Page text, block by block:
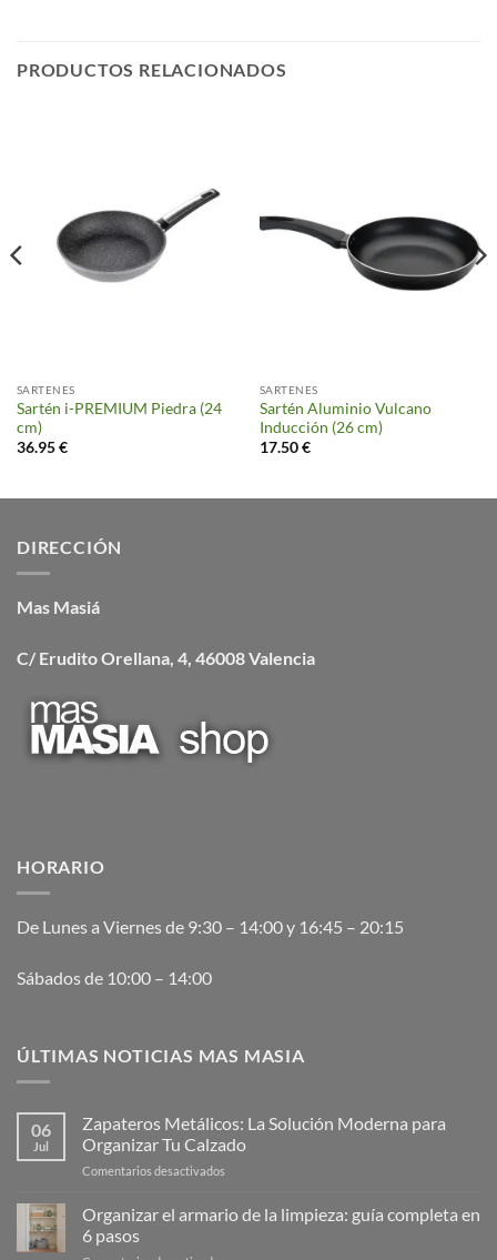
PRODUCTOS RELACIONADOS
SARTENES
Sartén i-PREMIUM Piedra (24
cm)
36.95€
SARTENES
Sartén Aluminio Vulcano
Inducción (26 cm)
17.50€
DIRECCIÓN
Mas Masiá
C/ Erudito Orellana, 4, 46008 Valencia
HORARIO
De Lunes a Viernes de 9:30 – 14:00 y 16:45 – 20:15
Sábados de 10:00 – 14:00
ÚLTIMAS NOTICIAS MAS MASIA
06
Jul
Zapateros Metálicos: La Solución Moderna para
Organizar Tu Calzado
Comentarios desactivados
Metálicos:
Organizar el armario de la limpieza: guía completa en
6 pasos